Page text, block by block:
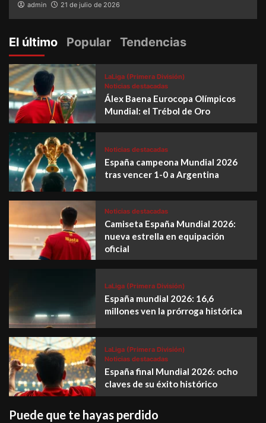
admin 21 de julio de 2026
El último Popular Tendencias
LaLiga (Primera División)
Noticias destacadas
Álex Baena Eurocopa Olímpicos
Mundial: el Trébol de Oro
Noticias destacadas
España campeona Mundial 2026
tras vencer 1-0 a Argentina
Noticias destacadas
Camiseta España Mundial 2026:
nueva estrella en equipación
oficial
LaLiga (Primera División)
España mundial 2026: 16,6
millones ven la prórroga histórica
LaLiga (Primera División)
Noticias destacadas
España final Mundial 2026: ocho
claves de su éxito histórico
Puede que te hayas perdido